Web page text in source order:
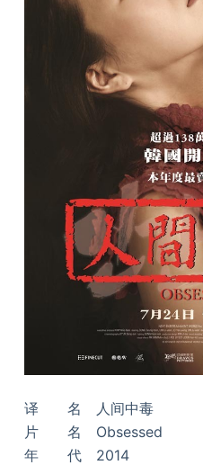
译 名 人间中毒
片 名 Obsessed
年 代 2014